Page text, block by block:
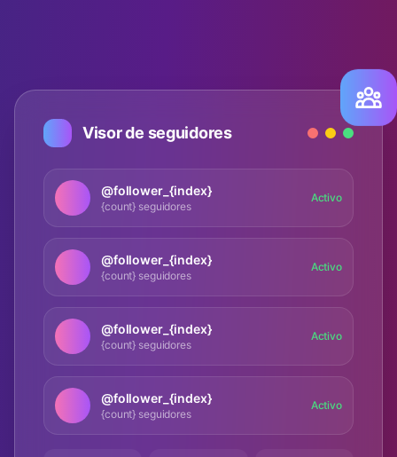
Visor de seguidores
@follower_{index}
{count} seguidores
Activo
@follower_{index}
{count} seguidores
Activo
@follower_{index}
{count} seguidores
Activo
@follower_{index}
{count} seguidores
Activo